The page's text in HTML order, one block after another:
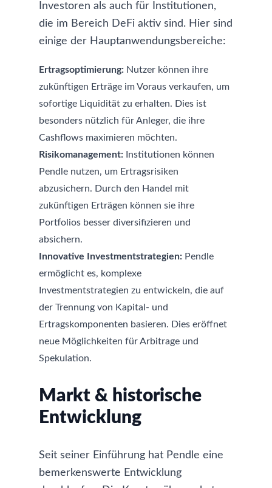
Investoren als auch für Institutionen,
die im Bereich DeFi aktiv sind. Hier sind
einige der Hauptanwendungsbereiche:
Ertragsoptimierung: Nutzer können ihre
zukünftigen Erträge im Voraus verkaufen, um
sofortige Liquidität zu erhalten. Dies ist
besonders nützlich für Anleger, die ihre
Cashflows maximieren möchten.
Risikomanagement: Institutionen können
Pendle nutzen, um Ertragsrisiken
abzusichern. Durch den Handel mit
zukünftigen Erträgen können sie ihre
Portfolios besser diversifizieren und
absichern.
Innovative Investmentstrategien: Pendle
ermöglicht es, komplexe
Investmentstrategien zu entwickeln, die auf
der Trennung von Kapital- und
Ertragskomponenten basieren. Dies eröffnet
neue Möglichkeiten für Arbitrage und
Spekulation.
Markt & historische
Entwicklung
Seit seiner Einführung hat Pendle eine
bemerkenswerte Entwicklung